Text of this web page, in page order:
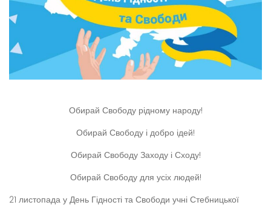
Обирай Свободу рідному народу!
Обирай Свободу і добро ідей!
Обирай Свободу Заходу і Сходу!
Обирай Свободу для усіх людей!
21 листопада у День Гідності та Свободи учні Стебницької